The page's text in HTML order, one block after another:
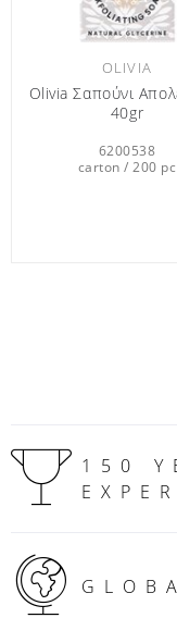
OLIVIA
Olivia Σαπούνι
40gr
6200538
carton / 200 pc
150